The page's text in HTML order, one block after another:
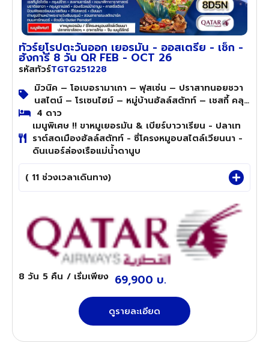
ทัวร์ยุโรปตะวันออก เยอรมัน - ออสเตรีย - เช็ก -
ฮังการี 8 วัน QR FEB - OCT 26
รหัสทัวร์TGTG251228
มิวนิค – โอเบอรามาเกา – ฟุสเซ่น – ปราสาทนอยชวา
นสไตน์ – โรเซนไฮม์ – หมู่บ้านฮัลล์สตัทท์ – เชสกี้ คลุม
ลอฟ – ปราสาทครุมลอฟ – เชสกี้บูโดโจวิช – กรุงปราก
4 ดาว
เมนูพิเศษ !! ขาหมูเยอรมัน & เบียร์บาวาเรียน - ปลาเท
ราต์สดเมืองฮัลล์สตัทท์ - ซี่โครงหมูอบสไตล์เวียนนา -
ดินเนอร์ล่องเรือแม่น้ำดานูบ
( 11 ช่วงเวลาเดินทาง)
8 วัน 5 คืน / เริ่มเพียง 69,900 บ.
ดูรายละเอียด